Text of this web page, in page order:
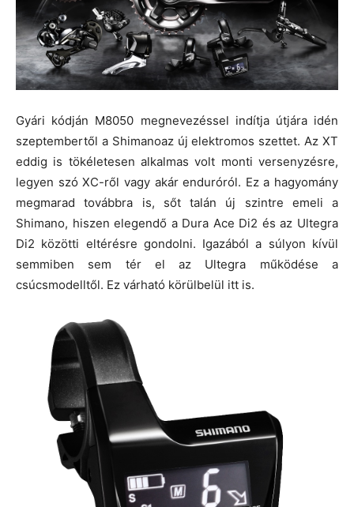
Gyári kódján M8050 megnevezéssel indítja útjára idén
szeptembertől a Shimanoaz új elektromos szettet. Az XT
eddig is tökéletesen alkalmas volt monti versenyzésre,
legyen szó XC-ről vagy akár enduróról. Ez a hagyomány
megmarad továbbra is, sőt talán új szintre emeli a
Shimano, hiszen elegendő a Dura Ace Di2 és az Ultegra
Di2 közötti eltérésre gondolni. Igazából a súlyon kívül
semmiben sem tér el az Ultegra működése a
csúcsmodelltől. Ez várható körülbelül itt is.